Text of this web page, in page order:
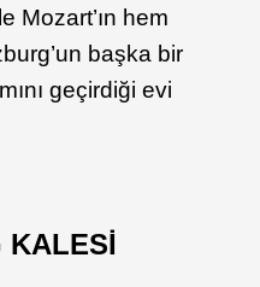
Mozart’ın hem
başka bir
geçirdiği evi
KALESİ